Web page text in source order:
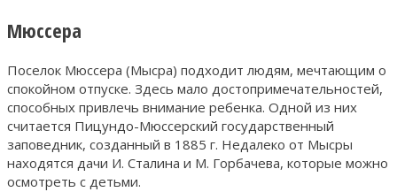
Мюссера
Поселок Мюссера (Мысра) подходит людям, мечтающим о
спокойном отпуске. Здесь мало достопримечательностей,
способных привлечь внимание ребенка. Одной из них
считается Пицундо-Мюссерский государственный
заповедник, созданный в 1885 г. Недалеко от Мысры
находятся дачи И. Сталина и М. Горбачева, которые можно
осмотреть с детьми.